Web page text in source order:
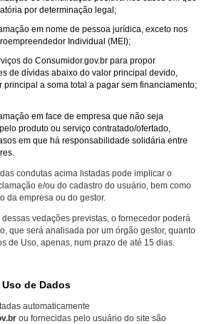
por determinação legal;
em nome de pessoa jurídica, exceto nos
Individual (MEI);
do Consumidor.gov.br para propor
de dívidas abaixo do valor principal devido,
principal a soma total a pagar sem financiamento;
em face de empresa que não seja
produto ou serviço contratado/ofertado,
em que há responsabilidade solidária entre
condutas acima listadas pode implicar o
e/ou do cadastro do usuário, bem como
da empresa ou do gestor.
vedações previstas, o fornecedor poderá
que será analisada por um órgão gestor, quanto
de Uso, apenas, num prazo de até 15 dias.
de Dados
automaticamente
ou fornecidas pelo usuário do site são